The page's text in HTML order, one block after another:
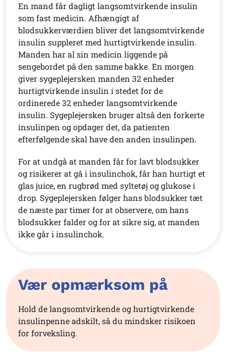
En mand får dagligt langsomtvirkende insulin
som fast medicin. Afhængigt af
blodsukkerværdien bliver det langsomtvirkende
insulin suppleret med hurtigtvirkende insulin.
Manden har al sin medicin liggende på
sengebordet på den samme bakke. En morgen
giver sygeplejersken manden 32 enheder
hurtigtvirkende insulin i stedet forde
ordinerede32 enheder langsomtvirkende
insulin. Sygeplejersken bruger altså den forkerte
insulinpen og opdager det, da patienten
efterfølgende skal have den anden insulinpen.
For at undgå at manden får for lavt blodsukker
og risikerer at gå i insulinchok, får han hurtigt et
glas juice, en rugbrød med syltetøj og glukose i
drop. Sygeplejersken følger hans blodsukker tæt
de næste par timer for at observere, om hans
blodsukker falder og for at sikre sig, at manden
ikke går i insulinchok.
Vær opmærksom på
Hold de langsomtvirkende og hurtigtvirkende
insulinpenne adskilt, så du mindsker risikoen
for forveksling.